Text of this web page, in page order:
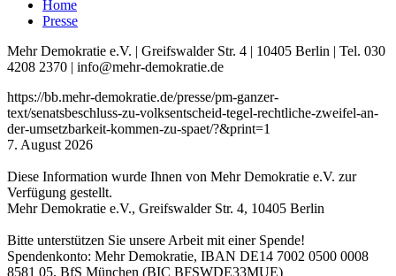
Home
Presse
Mehr Demokratie e.V. | Greifswalder Str. 4 | 10405 Berlin | Tel. 030
4208 2370 | info@mehr-demokratie.de
https://bb.mehr-demokratie.de/presse/pm-ganzer-
text/senatsbeschluss-zu-volksentscheid-tegel-rechtliche-zweifel-an-
der-umsetzbarkeit-kommen-zu-spaet/?&print=1
7. August 2026
Diese Information wurde Ihnen von Mehr Demokratie e.V. zur
Verfügung gestellt.
Mehr Demokratie e.V., Greifswalder Str. 4, 10405 Berlin
Bitte unterstützen Sie unsere Arbeit mit einer Spende!
Spendenkonto: Mehr Demokratie, IBAN DE14 7002 0500 0008
8581 05, BfS München (BIC BFSWDE33MUE)